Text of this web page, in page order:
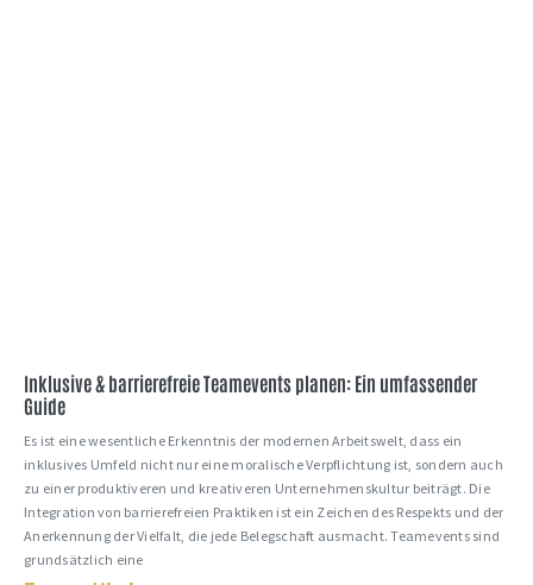
Inklusive & barrierefreie Teamevents planen: Ein umfassender
Guide
Es ist eine wesentliche Erkenntnis der modernen Arbeitswelt, dass ein
inklusives Umfeld nicht nur eine moralische Verpflichtung ist, sondern auch
zu einer produktiveren und kreativeren Unternehmenskultur beiträgt. Die
Integration von barrierefreien Praktiken ist ein Zeichen des Respekts und der
Anerkennung der Vielfalt, die jede Belegschaft ausmacht. Teamevents sind
grundsätzlich eine